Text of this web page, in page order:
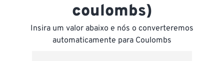
coulombs)
Insira um valor abaixo e nós o converteremos
automaticamente para Coulombs